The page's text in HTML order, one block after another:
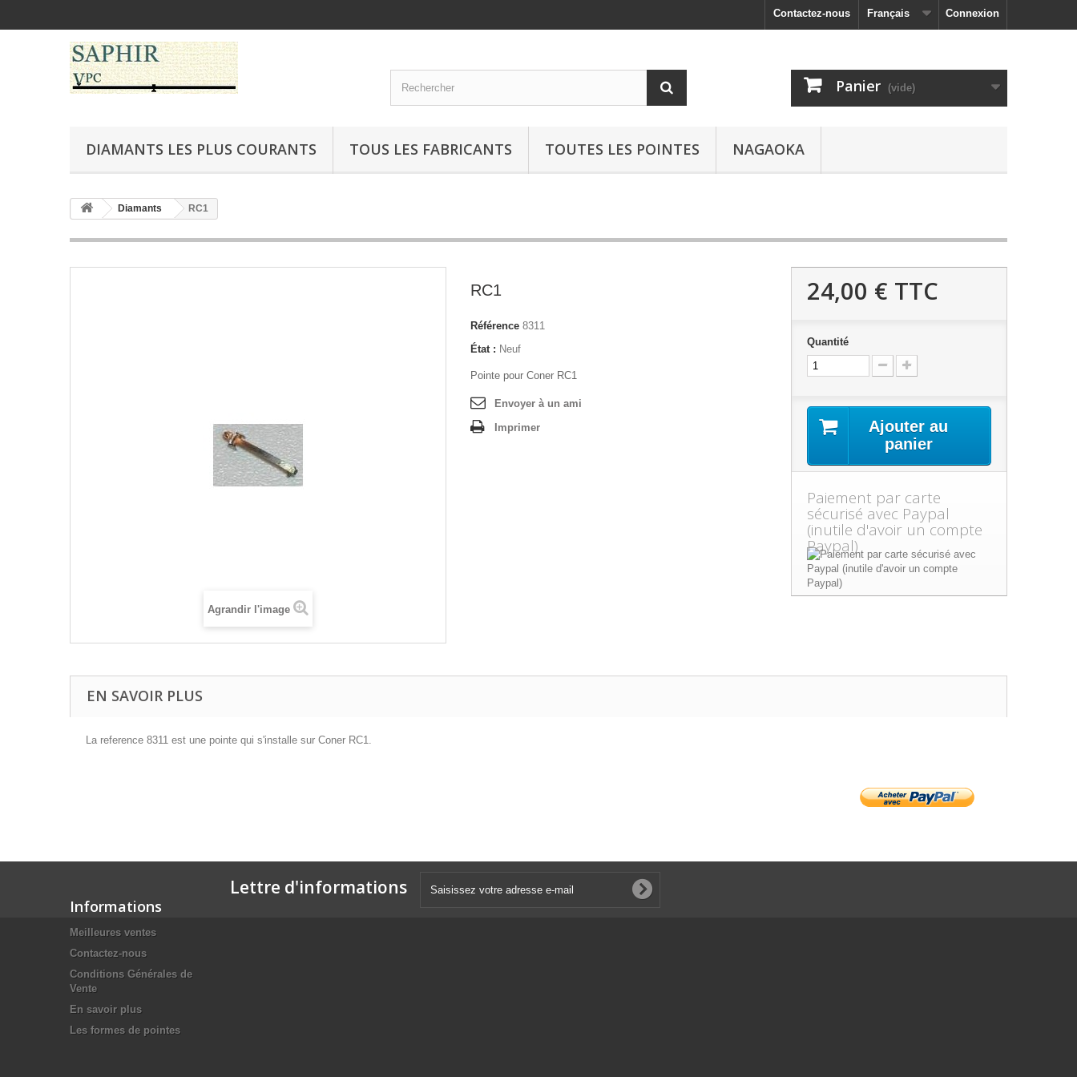
Connexion
Français
Contactez-nous
Panier (vide)
DIAMANTS LES PLUS COURANTS TOUS LES FABRICANTS TOUTES LES POINTES NAGAOKA
Diamants RC1
Agrandir l'image
RC1
Référence 8311
État : Neuf
Pointe pour Coner RC1
Envoyer à un ami
Imprimer
24,00 € TTC
Quantité
Ajouter au
panier
Paiement par carte
sécurisé avec Paypal
(inutile d'avoir un compte
Paypal)
EN SAVOIR PLUS
La reference 8311 est une pointe qui s'installe sur Coner RC1.
Informations
Meilleures ventes
Contactez-nous
Conditions Générales de
Vente
En savoir plus
Les formes de pointes
Lettre d'informations